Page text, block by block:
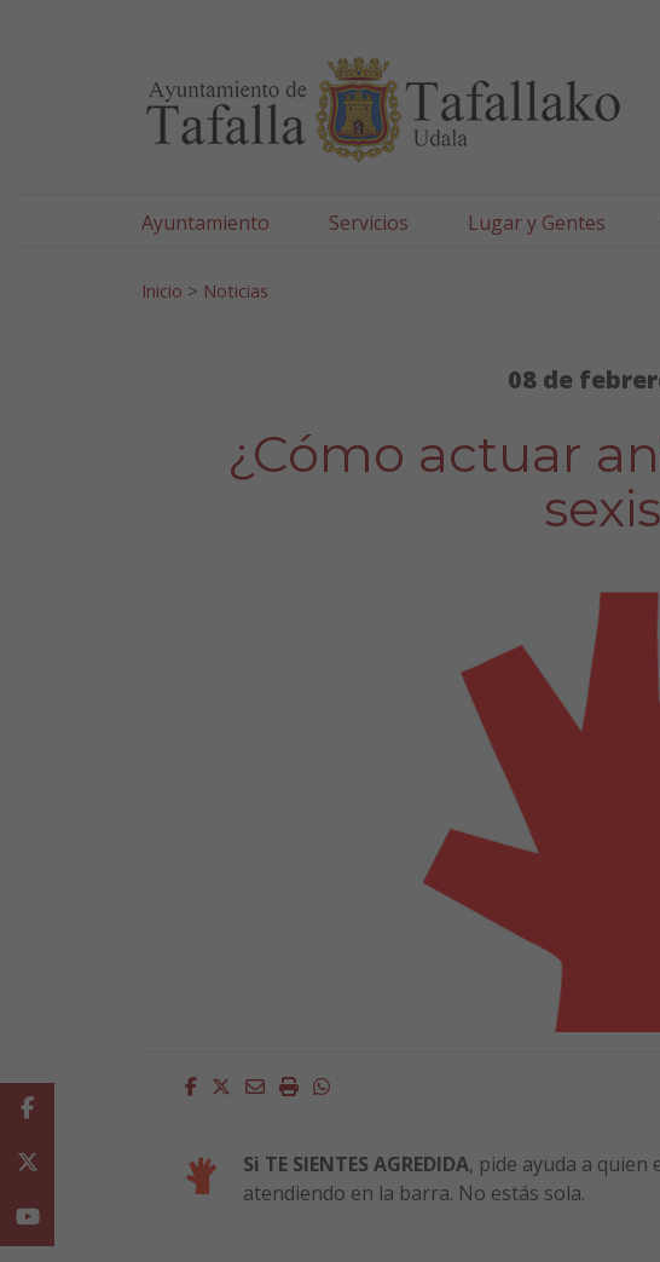
Ayuntamiento Servicios Lugar y Gentes
Inicio > Noticias
08 de
¿Cómo actuar
Facebook
Twitter
EmailImprimirWhatsapp
Si TE SIENTES AGREDIDA, pide ayuda a quien
atendiendo en la barra. No estás sola.
Facebook
Youtube